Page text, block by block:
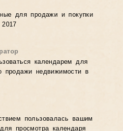
для продажи и покупки
календарем для
продажи недвижимости в
пользовалась вашим
просмотра календаря